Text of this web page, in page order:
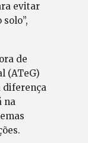
evitar
de
(ATeG)
diferença
na